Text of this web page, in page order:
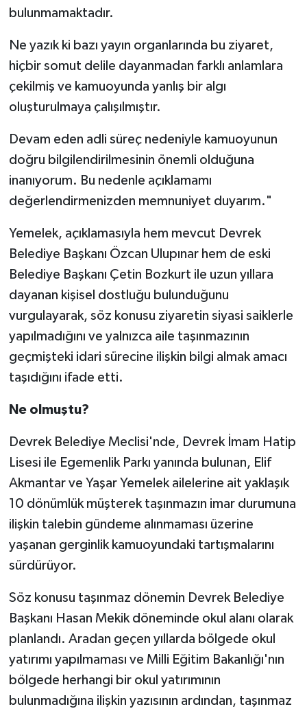
bulunmamaktadır.
Ne yazık ki bazı yayın organlarında bu ziyaret,
hiçbir somut delile dayanmadan farklı anlamlara
çekilmiş ve kamuoyunda yanlış bir algı
oluşturulmaya çalışılmıştır.
Devam eden adli süreç nedeniyle kamuoyunun
doğru bilgilendirilmesinin önemli olduğuna
inanıyorum. Bu nedenle açıklamamı
değerlendirmenizden memnuniyet duyarım."
Yemelek, açıklamasıyla hem mevcut Devrek
Belediye Başkanı Özcan Ulupınar hem de eski
Belediye Başkanı Çetin Bozkurt ile uzun yıllara
dayanan kişisel dostluğu bulunduğunu
vurgulayarak, söz konusu ziyaretin siyasi saiklerle
yapılmadığını ve yalnızca aile taşınmazının
geçmişteki idari sürecine ilişkin bilgi almak amacı
taşıdığını ifade etti.
Ne olmuştu?
Devrek Belediye Meclisi'nde, Devrek İmam Hatip
Lisesi ile Egemenlik Parkı yanında bulunan, Elif
Akmantar ve Yaşar Yemelek ailelerine ait yaklaşık
10 dönümlük müşterek taşınmazın imar durumuna
ilişkin talebin gündeme alınmaması üzerine
yaşanan gerginlik kamuoyundaki tartışmalarını
sürdürüyor.
Söz konusu taşınmaz dönemin Devrek Belediye
Başkanı Hasan Mekik döneminde okul alanı olarak
planlandı. Aradan geçen yıllarda bölgede okul
yatırımı yapılmaması ve Milli Eğitim Bakanlığı'nın
bölgede herhangi bir okul yatırımının
bulunmadığına ilişkin yazısının ardından, taşınmaz